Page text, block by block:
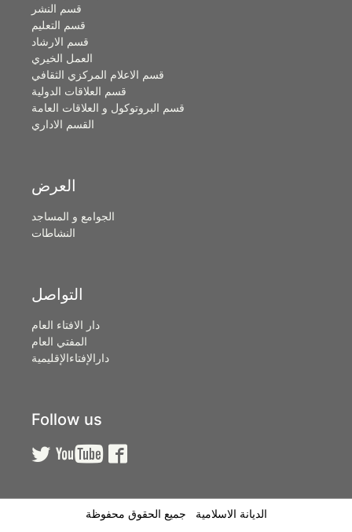
قسم النشر
قسم التعليم
قسم الارشاد
العمل الخيري
قسم الاعلام المركزي الثقافي
قسم العلاقات الدولية
قسم البروتوكول و العلاقات العامة
القسم الاداري
العرض
الجوامع و المساجد
النشاطات
التواصل
دار الافتاء العام
المفتي العام
دارالإفتاءالإقليمية
Follow us
  
الديانة الاسلامية جميع الحقوق محفوظة